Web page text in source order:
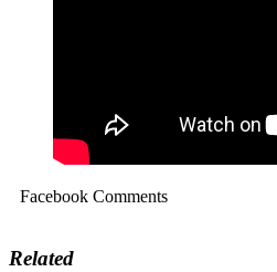
Facebook Comments
Related